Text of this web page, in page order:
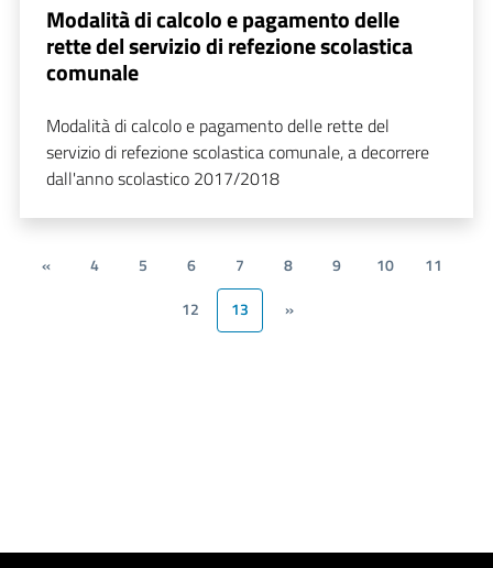
Modalità di calcolo e pagamento delle
rette del servizio di refezione scolastica
comunale
Modalità di calcolo e pagamento delle rette del
servizio di refezione scolastica comunale, a decorrere
dall'anno scolastico 2017/2018
« 4 5 6 7 8 9 10
11
12
13 »